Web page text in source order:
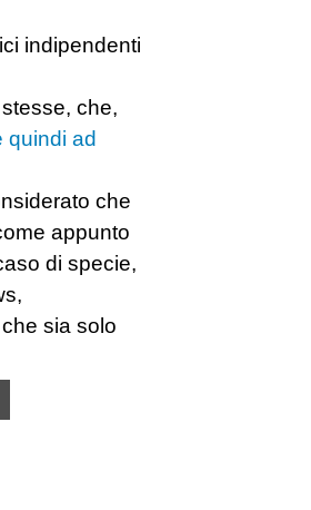
indipendenti
che,
quindi ad
che
appunto
di specie,
sia solo